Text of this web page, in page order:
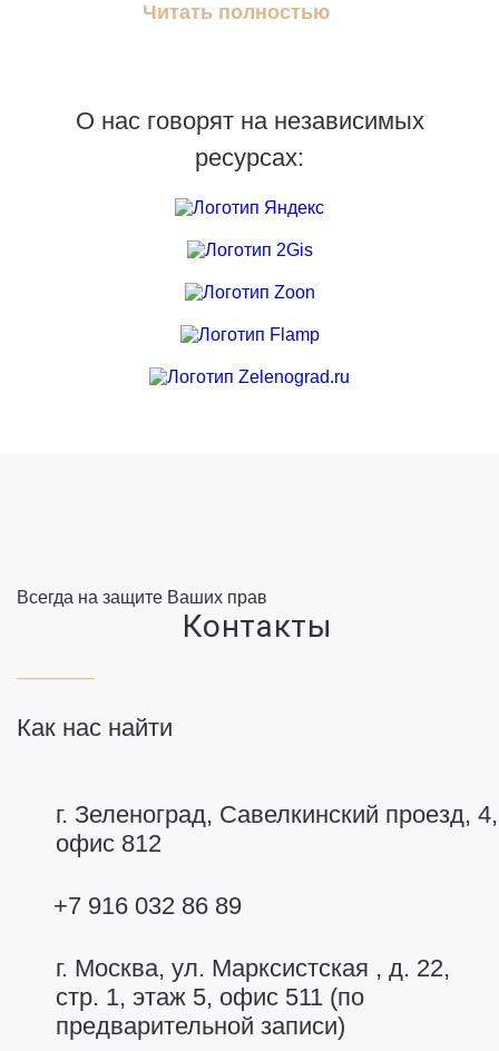
Читать полностью
О нас говорят на независимых
ресурсах:
Всегда на защите Ваших прав
Контакты
Как нас найти
г. Зеленоград, Савелкинский проезд, 4,
офис 812
+7 916 032 86 89
г. Москва, ул. Марксистская , д. 22,
стр. 1, этаж 5, офис 511 (по
предварительной записи)